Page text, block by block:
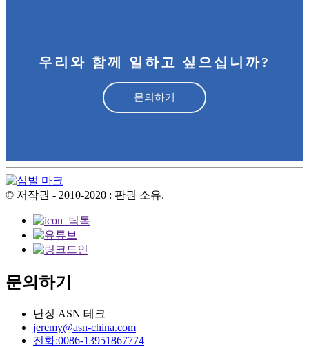
우리와 함께 일하고 싶으십니까?
문의하기
© 저작권 - 2010-2020 : 판권 소유.
문의하기
난징 ASN 테크
jeremy@asn-china.com
전화:0086-13951867774